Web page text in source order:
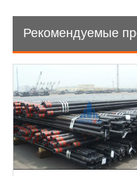
Рекомендуемые